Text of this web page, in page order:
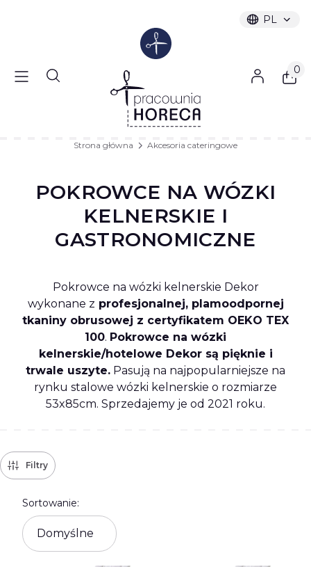
Wybrany
PL
polski
Otwórz wyszukiwarkę
Strona główna Akcesoria cateringowe
POKROWCE NA WÓZKI
KELNERSKIE I
GASTRONOMICZNE
Pokrowce na wózki kelnerskie Dekor
wykonane z profesjonalnej, plamoodpornej
tkaniny obrusowej z certyfikatem OEKO TEX
100. Pokrowce na wózki
kelnerskie/hotelowe Dekor są pięknie i
trwale uszyte. Pasują na najpopularniejsze na
rynku stalowe wózki kelnerskie o rozmiarze
53x85cm. Sprzedajemy je od 2021 roku.
Filtry
Lista produktów
Sortowanie:
Domyślne